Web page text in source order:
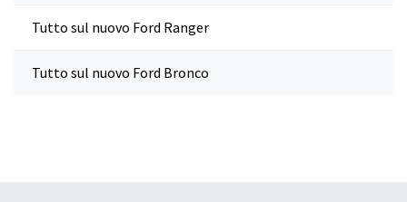
Tutto sul nuovo Ford Ranger
Tutto sul nuovo Ford Bronco